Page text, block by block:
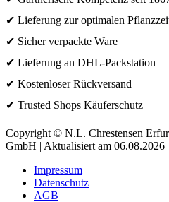
✔ Lieferung zur optimalen
✔ Sicher verpackte Ware
✔ Lieferung an DHL-Packstation
✔ Kostenloser Rückversand
✔ Trusted Shops Käuferschutz
Copyright © N.L. Chrestensen
GmbH | Aktualisiert am 06.08.2026
Impressum
Datenschutz
AGB